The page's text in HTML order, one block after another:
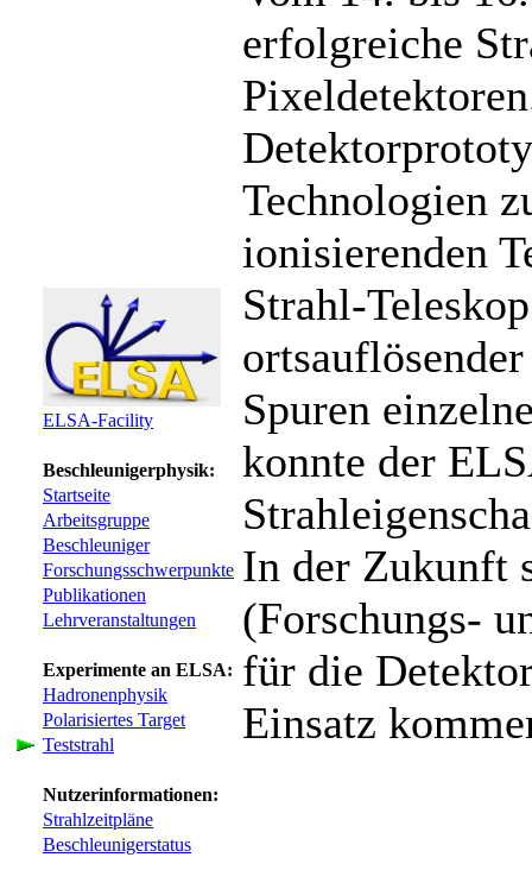
ELSA-Facility
Beschleunigerphysik:
Startseite
Arbeitsgruppe
Beschleuniger
Forschungsschwerpunkte
Publikationen
Lehrveranstaltungen
Experimente an ELSA:
Hadronenphysik
Polarisiertes Target
Teststrahl
Nutzerinformationen:
Strahlzeitpläne
Beschleunigerstatus
erfolgreiche
Technologien
ionisierenden
Strahl-
Spuren
konnte der
In der Zukunft
(Forschungs-
für die
Einsatz